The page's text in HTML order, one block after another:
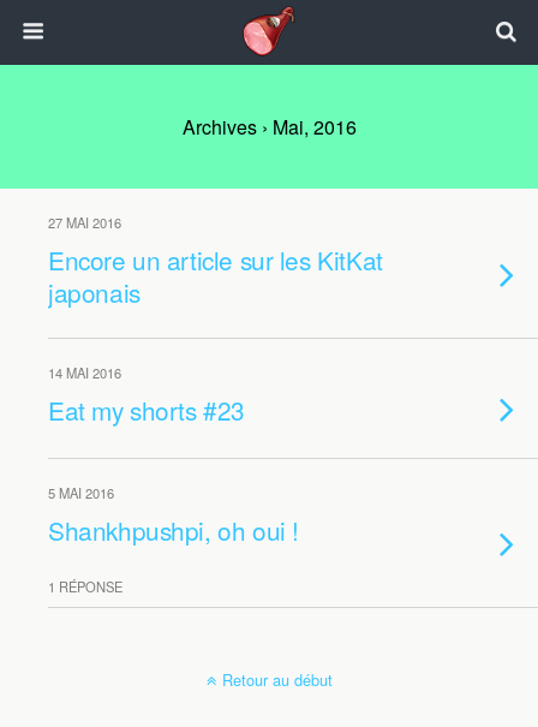
Archives › Mai, 2016
27 MAI 2016
Encore un article sur les KitKat
japonais
14 MAI 2016
Eat my shorts #23
5 MAI 2016
Shankhpushpi, oh oui !
1 RÉPONSE
Retour au début